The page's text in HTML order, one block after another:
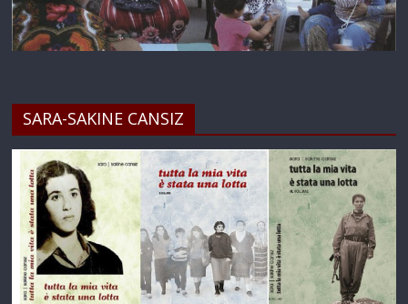
SARA-SAKINE CANSIZ